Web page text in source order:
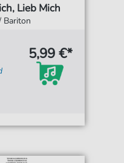
Lieb Mich
Bariton
5,99 €*